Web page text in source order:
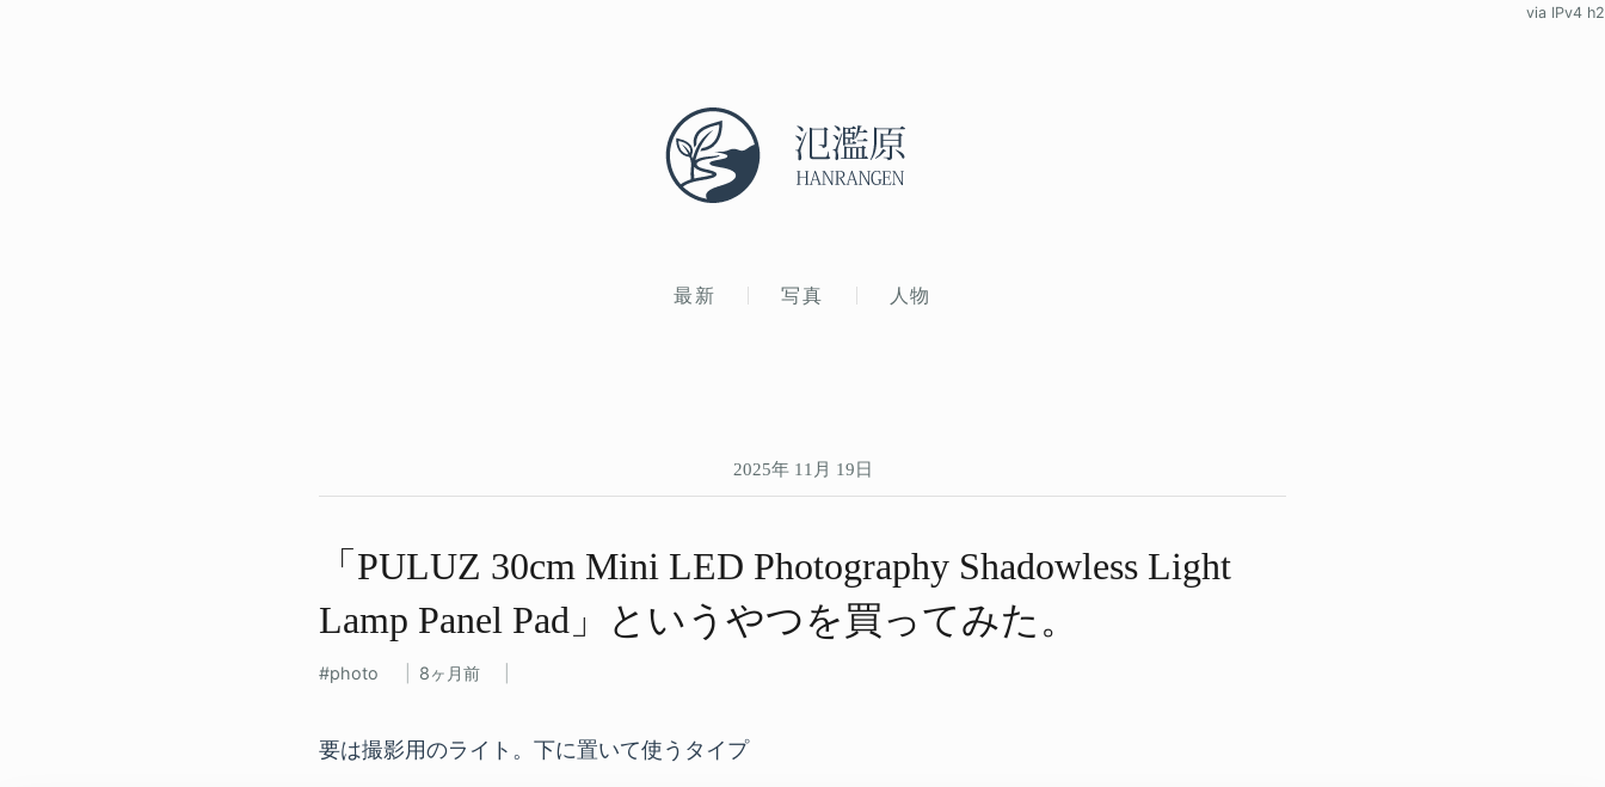
最新 写真 人物
via IPv4 h2
2025年 11月 19日
「PULUZ 30cm Mini LED Photography Shadowless Light
Lamp Panel Pad」と​いうやつを​買ってみた。
photo 8ヶ月前
要は撮影用のライト。下に置いて使うタイプ